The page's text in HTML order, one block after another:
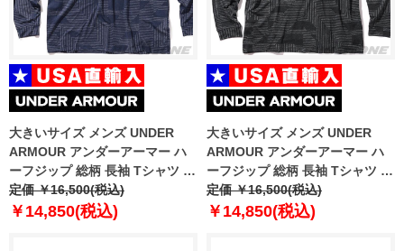
大きいサイズ メンズ UNDER
ARMOUR アンダーアーマー ハ
ーフジップ 総柄 長袖 Tシャツ ゴ
ルフウェア USA直輸入
um1212190-190
定価 ￥16,500(税込)
￥14,850(税込)
大きいサイズ メンズ UNDER
ARMOUR アンダーアーマー ハ
ーフジップ 総柄 長袖 Tシャツ ゴ
ルフウェア USA直輸入
um1212999-999
定価 ￥16,500(税込)
￥14,850(税込)